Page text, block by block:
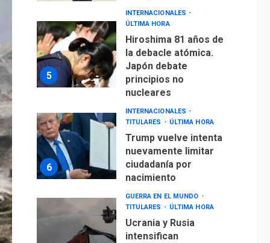
5
INTERNACIONALES
ÚLTIMA HORA
Hiroshima 81 años de
la debacle atómica.
Japón debate
principios no
nucleares
6
INTERNACIONALES
TITULARES
ÚLTIMA HORA
Trump vuelve intenta
nuevamente limitar
ciudadanía por
nacimiento
GUERRA EN EL MUNDO
TITULARES
ÚLTIMA HORA
Ucrania y Rusia
intensifican